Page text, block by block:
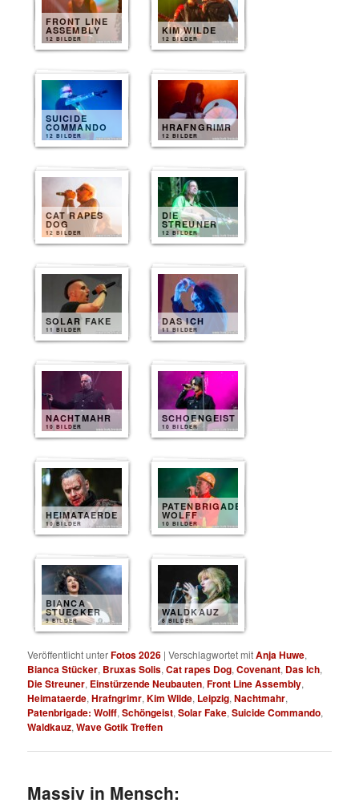
FRONT LINE
ASSEMBLY
12 BILDER
KIM WILDE
12 BILDER
SUICIDE
COMMANDO
12 BILDER
HRAFNGRIMR
12 BILDER
CAT RAPES
DOG
12 BILDER
DIE
STREUNER
12 BILDER
SOLAR FAKE
11 BILDER
DAS ICH
11 BILDER
NACHTMAHR
10 BILDER
SCHOENGEIST
10 BILDER
HEIMATAERDE
10 BILDER
PATENBRIGADE
WOLFF
10 BILDER
BIANCA
STUECKER
9 BILDER
WALDKAUZ
8 BILDER
Veröffentlicht unterFotos 2026 |Verschlagwortet mitAnja Huwe,
Bianca Stücker, Bruxas Solis,Cat rapes Dog,Covenant, Das Ich,
Die Streuner, Einstürzende Neubauten,Front Line Assembly,
Heimataerde,Hrafngrimr,Kim Wilde, Leipzig,Nachtmahr,
Patenbrigade: Wolff,Schöngeist,Solar Fake,Suicide Commando,
Waldkauz,Wave Gotik Treffen
Massiv in Mensch: